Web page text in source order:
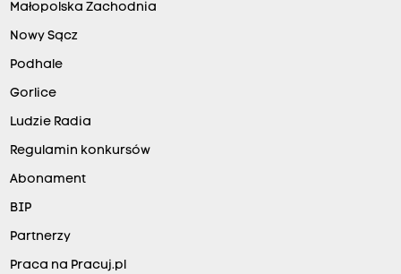
Małopolska Zachodnia
Nowy Sącz
Podhale
Gorlice
Ludzie Radia
Regulamin konkursów
Abonament
BIP
Partnerzy
Praca na Pracuj.pl